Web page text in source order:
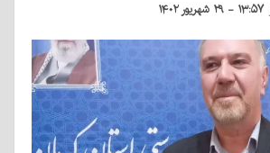
۱۳:۵۷ - ۲۹ شهریور ۱۴۰۲